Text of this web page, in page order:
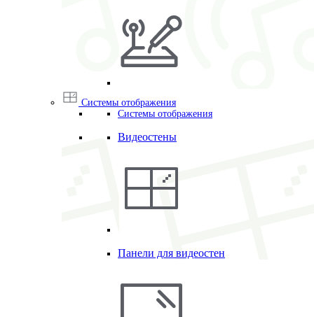
Системы отображения
Системы отображения
Видеостены
Панели для видеостен